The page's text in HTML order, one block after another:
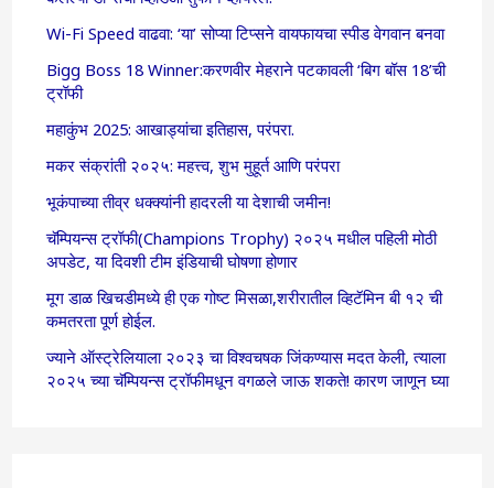
Wi-Fi Speed वाढवा: ‘या’ सोप्या टिप्सने वायफायचा स्पीड वेगवान बनवा
Bigg Boss 18 Winner:करणवीर मेहराने पटकावली ‘बिग बॉस 18’ची
ट्रॉफी
महाकुंभ 2025: आखाड्यांचा इतिहास, परंपरा.
मकर संक्रांती २०२५: महत्त्व, शुभ मुहूर्त आणि परंपरा
भूकंपाच्या तीव्र धक्क्यांनी हादरली या देशाची जमीन!
चॅम्पियन्स ट्रॉफी(Champions Trophy) २०२५ मधील पहिली मोठी
अपडेट, या दिवशी टीम इंडियाची घोषणा होणार
मूग डाळ खिचडीमध्ये ही एक गोष्ट मिसळा,शरीरातील व्हिटॅमिन बी १२ ची
कमतरता पूर्ण होईल.
ज्याने ऑस्ट्रेलियाला २०२३ चा विश्वचषक जिंकण्यास मदत केली, त्याला
२०२५ च्या चॅम्पियन्स ट्रॉफीमधून वगळले जाऊ शकते! कारण जाणून घ्या